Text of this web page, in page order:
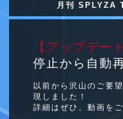
月刊 SPLYZA
【アップデー
停止から自動
以前から沢山のご要
現しました！
詳細はぜひ、動画を